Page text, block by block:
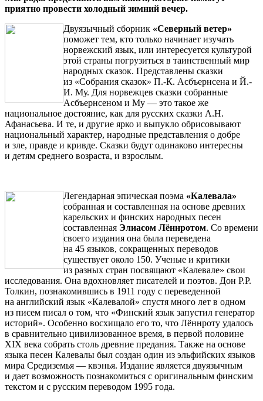
приятно провести холодный зимний вечер.
Двуязычный сборник «Северный ветер»
поможет тем, кто только начинает изучать
норвежский язык, или интересуется культурой
этой страны погрузиться в таинственный мир
народных сказок. Представлены сказки
из «Собрания сказок» П.-К. Асбъернсена и Й.-
И. Му. Для норвежцев сказки собранные
Асбъернсеном и Му — это такое же
национальное достояние, как для русских сказки А.Н.
Афанасьева. И те, и другие ярко и выпукло обрисовывают
национальный характер, народные представления о добре
и зле, правде и кривде. Сказки будут одинаково интересны
и детям среднего возраста, и взрослым.
Легендарная эпическая поэма «Калевала»
собранная и составленная на основе древних
карельских и финских народных песен
составленная Элиасом Лённротом. Со времени
своего издания она была переведена
на 45 языков, сокращенных переводов
существует около 150. Ученые и критики
из разных стран посвящают «Калевале» свои
исследования. Она вдохновляет писателей и поэтов. Дон Р.Р.
Толкин, познакомившись в 1911 году с переведенной
на английский язык «Калевалой» спустя много лет в одном
из писем писал о том, что «Финский язык запустил генератор
историй». Особенно восхищало его то, что Лённроту удалось
в сравнительно цивилизованное время, в первой половине
ХIХ века собрать столь древние предания. Также на основе
языка песен Калевалы был создан один из эльфийских языков
мира Средиземья — квэнья. Издание является двуязычным
и дает возможность познакомиться с оригинальным финским
текстом и с русским переводом 1995 года.